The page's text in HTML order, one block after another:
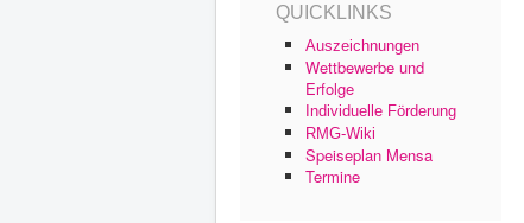
QUICKLINKS
Auszeichnungen
Wettbewerbe und
Erfolge
Individuelle Förderung
RMG-Wiki
Speiseplan Mensa
Termine